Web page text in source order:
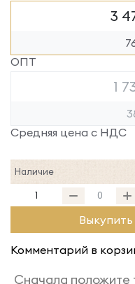
3
ОПТ
1
Средняя цена с НДС
Наличие
1
Комментарий в